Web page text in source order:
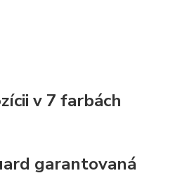
v 7 farbách
garantovaná